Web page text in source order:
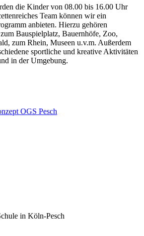
die Kinder von 08.00 bis 16.00 Uhr
Team können wir ein
anbieten. Hierzu gehören
Bauspielplatz, Bauernhöfe, Zoo,
zum Rhein, Museen u.v.m. Außerdem
sportliche und kreative Aktivitäten
in der Umgebung.
OGS Pesch
in Köln-Pesch